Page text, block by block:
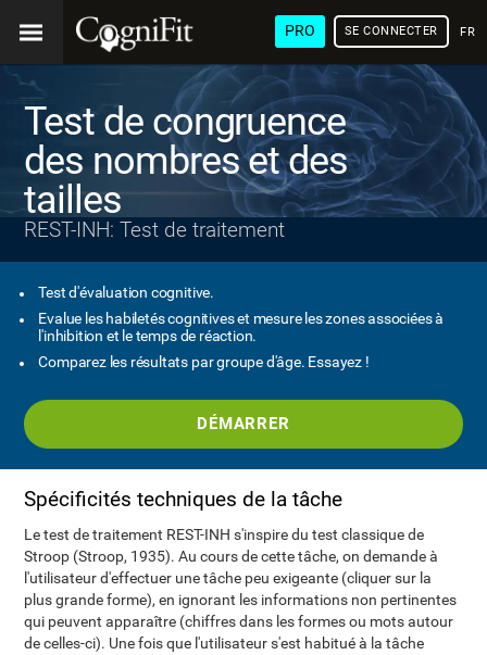
PRO SE CONNECTER
Test de congruence
des nombres et des
tailles
REST-INH: Test de traitement
Test d'évaluation cognitive.
Evalue les habiletés cognitives et mesure les zones associées à
l'inhibition et le temps de réaction.
Comparez les résultats par groupe d'âge. Essayez !
DÉMARRER
Spécificités techniques de la tâche
Le test de traitement REST-INH s'inspire du test classique de
Stroop (Stroop, 1935). Au cours de cette tâche, on demande à
l'utilisateur d'effectuer une tâche peu exigeante (cliquer sur la
plus grande forme), en ignorant les informations non pertinentes
qui peuvent apparaître (chiffres dans les formes ou mots autour
de celles-ci). Une fois que l'utilisateur s'est habitué à la tâche